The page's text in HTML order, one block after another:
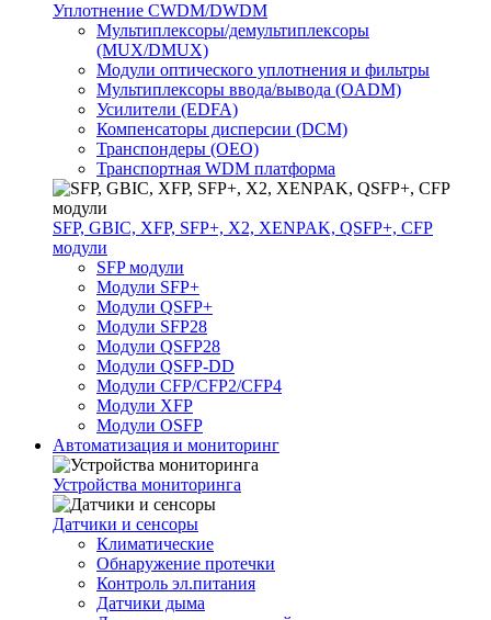
Уплотнение CWDM/DWDM
Мультиплексоры/демультиплексоры
(MUX/DMUX)
Модули оптического уплотнения и фильтры
Мультиплексоры ввода/вывода (OADM)
Усилители (EDFA)
Компенсаторы дисперсии (DCM)
Транспондеры (OEO)
Транспортная WDM платформа
SFP, GBIC, XFP, SFP+, X2, XENPAK, QSFP+, CFP
модули
SFP модули
Модули SFP+
Модули QSFP+
Модули SFP28
Модули QSFP28
Модули QSFP-DD
Модули CFP/CFP2/CFP4
Модули XFP
Модули OSFP
Автоматизация и мониторинг
Устройства мониторинга
Датчики и сенсоры
Климатические
Обнаружение протечки
Контроль эл.питания
Датчики дыма